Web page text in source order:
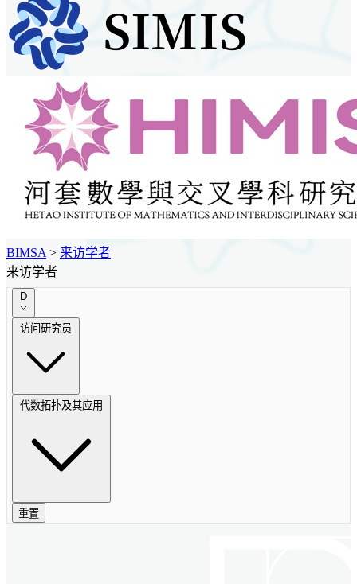
BIMSA > 来访学者
来访学者
D
访问研究员
代数拓扑及其应用
重置